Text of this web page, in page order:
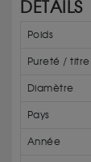
DÉTAILS
Poids
Pureté / titre
Diamètre
Pays
Année